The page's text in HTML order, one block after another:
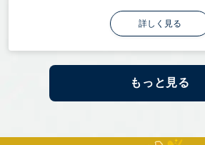
詳しく見る
もっと見る